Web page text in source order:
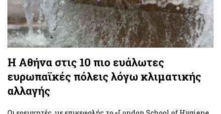
Η Αθήνα στις 10 πιο ευάλωτες
ευρωπαϊκές πόλεις λόγω κλιματικής
αλλαγής